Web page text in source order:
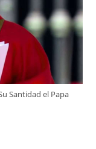
Santidad el Papa